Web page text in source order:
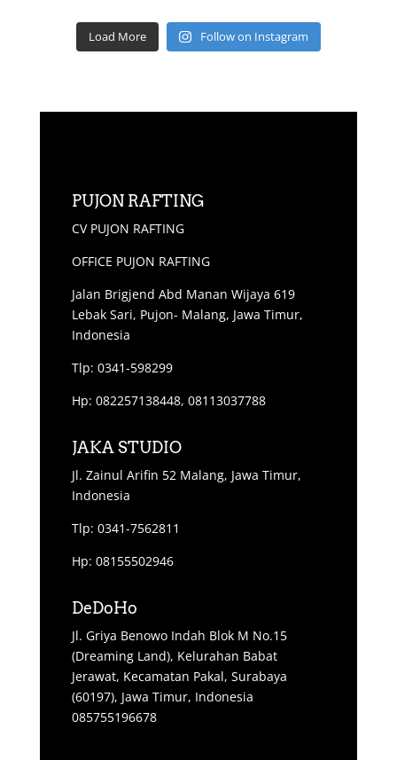
Load More Follow on Instagram
PUJON RAFTING
CV PUJON RAFTING
OFFICE PUJON RAFTING
Jalan Brigjend Abd Manan Wijaya 619
Lebak Sari, Pujon- Malang, Jawa Timur,
Indonesia
Tlp: 0341-598299
Hp: 082257138448, 08113037788
JAKA STUDIO
Jl. Zainul Arifin 52 Malang, Jawa Timur,
Indonesia
Tlp: 0341-7562811
Hp: 08155502946
DeDoHo
Jl. Griya Benowo Indah Blok M No.15
(Dreaming Land), Kelurahan Babat
Jerawat, Kecamatan Pakal, Surabaya
(60197), Jawa Timur, Indonesia
085755196678